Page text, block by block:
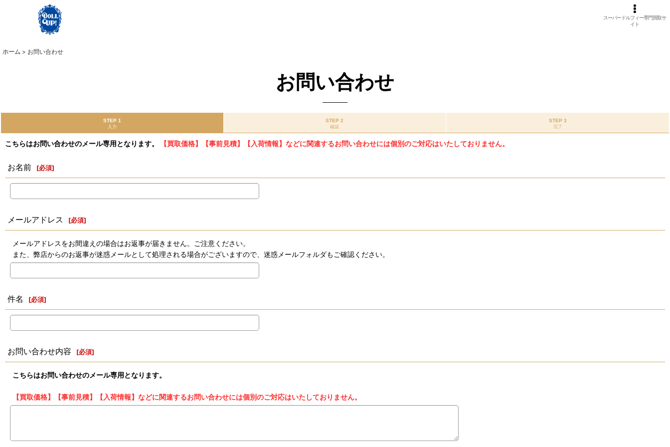
スーパードルフィー専門買取サ
イト
ホーム > お問い合わせ
お問い合わせ
STEP 1
入力
STEP 2
確認
STEP 3
完了
こちらはお問い合わせのメール専用となります。 【買取価格】【事前見積】【入荷情報】などに関連するお問い合わせには個別のご対応はいたしておりません。
お名前 [必須]
メールアドレス [必須]
メールアドレスをお間違えの場合はお返事が届きません。ご注意ください。
また、弊店からのお返事が迷惑メールとして処理される場合がございますので、迷惑メールフォルダもご確認ください。
件名 [必須]
お問い合わせ内容 [必須]
こちらはお問い合わせのメール専用となります。
【買取価格】【事前見積】【入荷情報】などに関連するお問い合わせには個別のご対応はいたしておりません。